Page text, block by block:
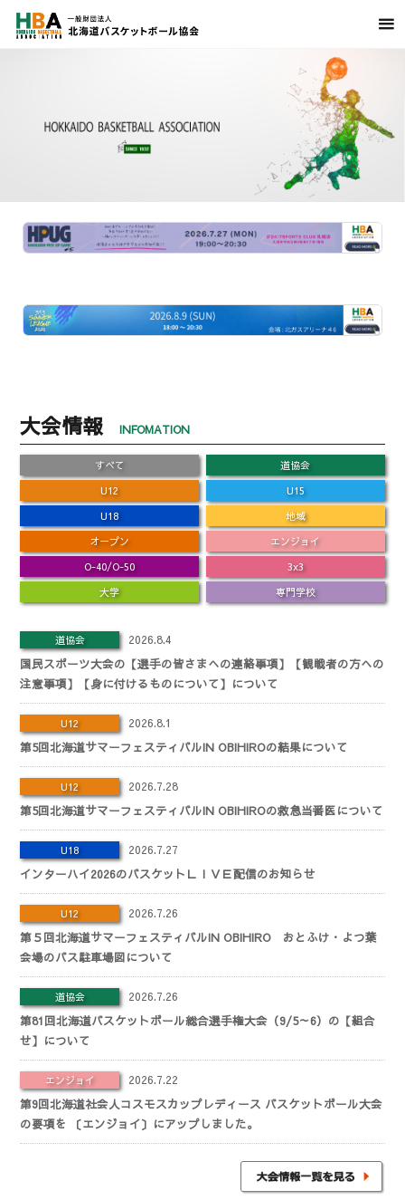
大会情報 INFOMATION
すべて
道協会
U12
U15
U18
地域
オープン
エンジョイ
O-40/O-50
3x3
大学
専門学校
道協会
2026.8.4
国民スポーツ大会の【選手の皆さまへの連絡事項】【観戦者の方への
注意事項】【身に付けるものについて】について
U12
2026.8.1
第5回北海道サマーフェスティバルIN OBIHIROの結果について
U12
2026.7.28
第5回北海道サマーフェスティバルIN OBIHIROの救急当番医について
U18
2026.7.27
インターハイ2026のバスケットＬＩＶＥ配信のお知らせ
U12
2026.7.26
第５回北海道サマーフェスティバルIN OBIHIRO おとふけ・よつ葉
会場のバス駐車場図について
道協会
2026.7.26
第81回北海道バスケットボール総合選手権大会（9/5～6）の【組合
せ】について
エンジョイ
2026.7.22
第9回北海道社会人コスモスカップレディース バスケットボール大会
の要項を 〔エンジョイ〕にアップしました。